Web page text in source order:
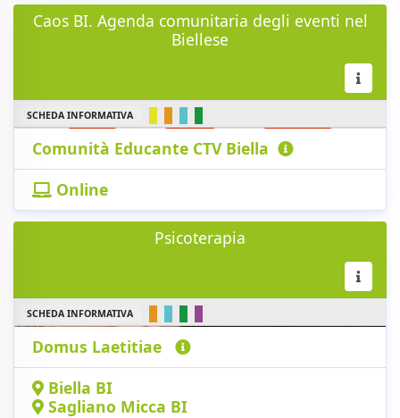
Caos BI. Agenda comunitaria degli eventi nel
Biellese
SCHEDA INFORMATIVA
Comunità Educante CTV Biella
Online
Psicoterapia
SCHEDA INFORMATIVA
Domus Laetitiae
Biella BI
Sagliano Micca BI